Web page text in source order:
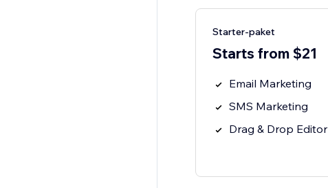
Starter-paket
Starts from $21
Email Marketing
SMS Marketing
Drag & Drop Editor